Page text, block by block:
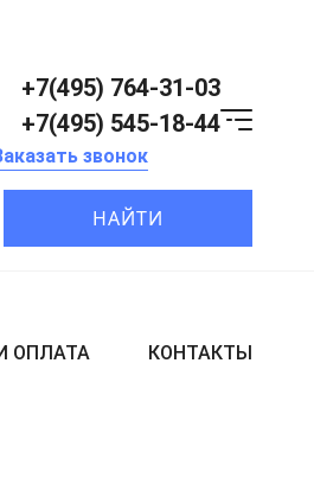
+7(495) 764-31-03
+7(495) 545-18-44
звонок
НАЙТИ
ОПЛАТА КОНТАКТЫ